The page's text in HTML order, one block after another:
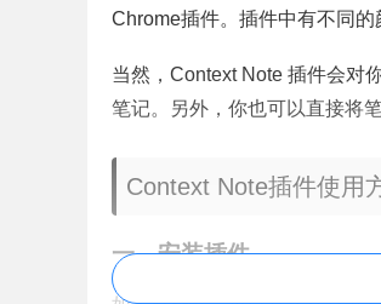
Chrome插件。插件中有不同
当然，Context Note 插件会对
笔记。另外，你也可以直接将
Context Note插件使用
一、安装插件